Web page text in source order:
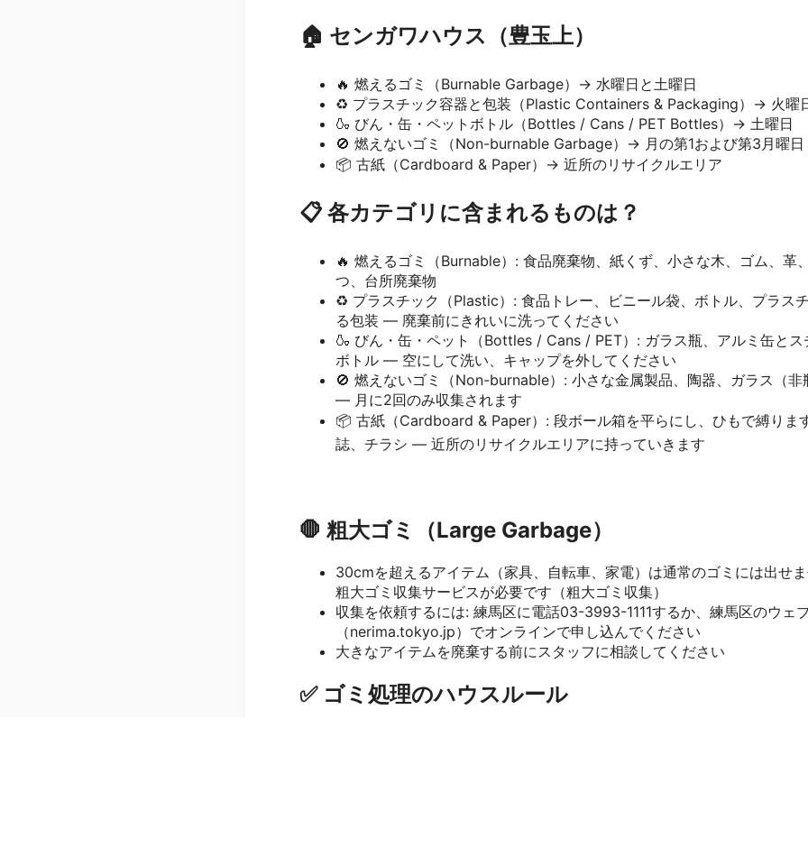
🏠 センガワハウス（豊玉上）
🔥 燃えるゴミ（Burnable Garbage）→ 水曜日と土曜日
♻️ プラスチック容器と包装（Plastic Containers & Packaging）→ 火曜
🍶 びん・缶・ペットボトル（Bottles / Cans / PET Bottles）→ 土曜日
🚫 燃えないゴミ（Non-burnable Garbage）→ 月の第1および第3月曜日
📦 古紙（Cardboard & Paper）→ 近所のリサイクルエリア
📋 各カテゴリに含まれるものは？
🔥 燃えるゴミ（Burnable）: 食品廃棄物、紙くず、小さな木、ゴム、革
つ、台所廃棄物
♻️ プラスチック（Plastic）: 食品トレー、ビニール袋、ボトル、プラス
る包装 — 廃棄前にきれいに洗ってください
🍶 びん・缶・ペット（Bottles / Cans / PET）: ガラス瓶、アルミ缶とス
ボトル — 空にして洗い、キャップを外してください
🚫 燃えないゴミ（Non-burnable）: 小さな金属製品、陶器、ガラス（非
— 月に2回のみ収集されます
📦 古紙（Cardboard & Paper）: 段ボール箱を平らにし、ひもで縛りま
誌、チラシ — 近所のリサイクルエリアに持っていきます
🛑 粗大ゴミ（Large Garbage）
30cmを超えるアイテム（家具、自転車、家電）は通常のゴミには出せ
粗大ゴミ収集サービスが必要です（粗大ゴミ収集）
収集を依頼するには: 練馬区に電話03-3993-1111するか、練馬区のウェ
（nerima.tokyo.jp）でオンラインで申し込んでください
大きなアイテムを廃棄する前にスタッフに相談してください
✅ ゴミ処理のハウスルール